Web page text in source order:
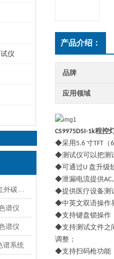
仪
谱仪
谱仪
谱系统
产品介绍：
品牌
应用领域
CS9975DSI-1k程控
◆采用5.6 寸TFT （
◆测试仪可以把测
◆可通过U 盘升级
◆泄漏电流提供
◆提供医疗设备测
◆中英文双语操作
◆支持键盘锁操作
◆支持测试文件之
调整；
◆支持扫码枪功能